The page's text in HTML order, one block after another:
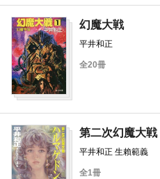
幻魔大戦
平井和正
全20冊
第二次幻魔大
平井和正 生賴範義
全1冊